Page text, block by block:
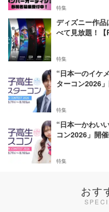
特集
ディズニー作
べて見放題！【
特集
“日本一のイケ
ターコン2026
特集
“日本一かわい
コン2026」開催
特集
おす